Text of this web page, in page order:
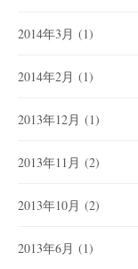
2014年3月 (1)
2014年2月 (1)
2013年12月 (1)
2013年11月 (2)
2013年10月 (2)
2013年6月 (1)